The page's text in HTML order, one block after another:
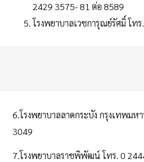
2429 3575- 81 ต่อ 8589
โรงพยาบาลเวชการุณย์รัศมิ์ โท
6.โรงพยาบาลลาดกระบัง กรุงเทพมห
3049
7.โรงพยาบาลราชพิพัฒน์ โทร. 0